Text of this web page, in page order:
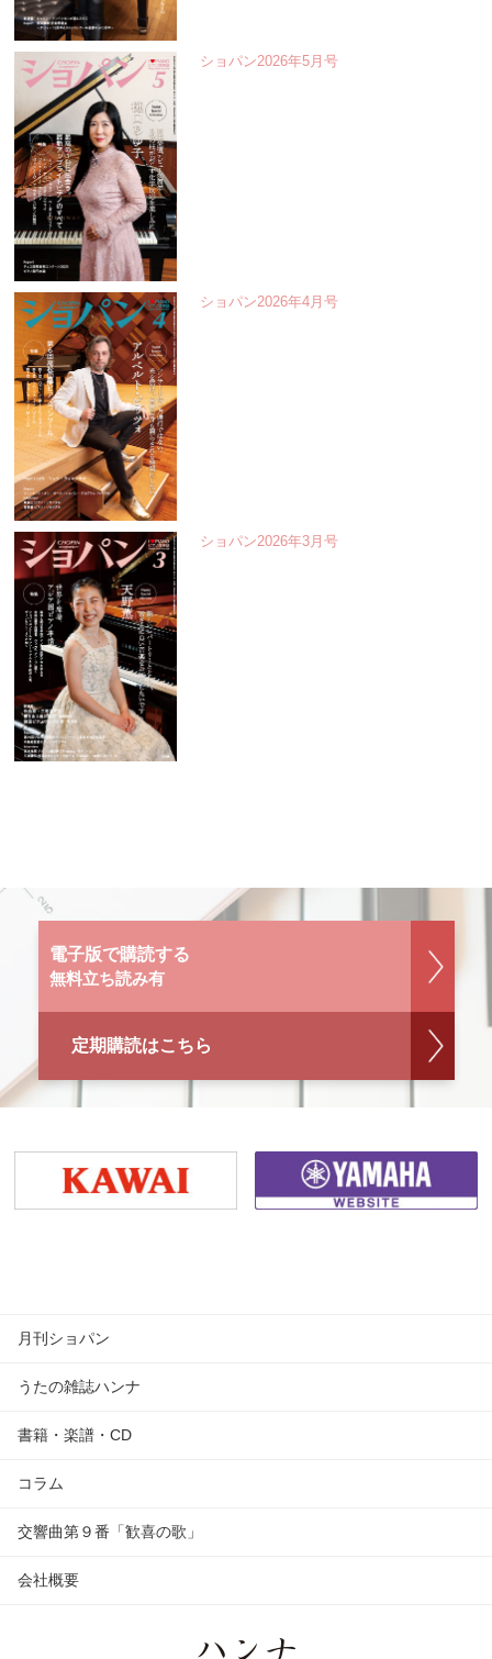
ショパン2026年5月号
ショパン2026年4月号
ショパン2026年3月号
電子版で購読する
無料立ち読み有
定期購読はこちら
月刊ショパン
うたの雑誌ハンナ
書籍・楽譜・CD
コラム
交響曲第９番「歓喜の歌」
会社概要